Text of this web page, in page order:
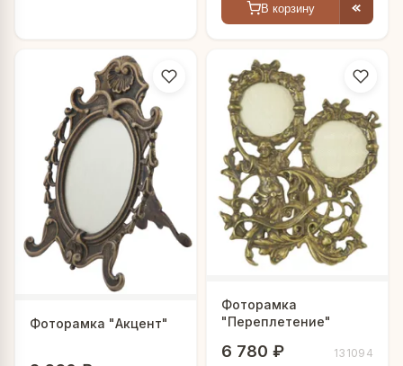
В корзину
Фоторамка "Акцент"
Фоторамка
"Переплетение"
6 780 ₽ 131094